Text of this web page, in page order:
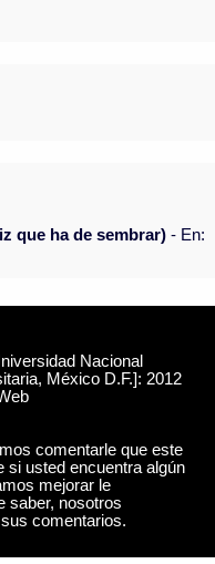
que ha de sembrar) - En:
Nacional
México D.F.]: 2012
comentarle que este
si usted encuentra algún
mejorar le
saber, nosotros
comentarios.